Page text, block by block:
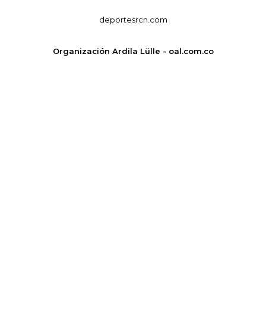
deportesrcn.com
Organización Ardila Lülle - oal.com.co